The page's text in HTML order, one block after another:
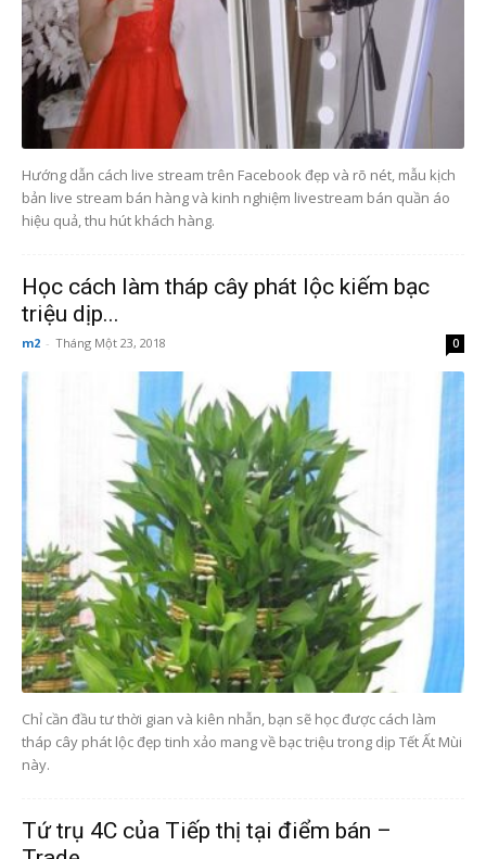
Hướng dẫn cách live stream trên Facebook đẹp và rõ nét, mẫu kịch
bản live stream bán hàng và kinh nghiệm livestream bán quần áo
hiệu quả, thu hút khách hàng.
Học cách làm tháp cây phát lộc kiếm bạc
triệu dịp...
m2 - Tháng Một 23, 2018 0
Chỉ cần đầu tư thời gian và kiên nhẫn, bạn sẽ học được cách làm
tháp cây phát lộc đẹp tinh xảo mang về bạc triệu trong dịp Tết Ất Mùi
này.
Tứ trụ 4C của Tiếp thị tại điểm bán –